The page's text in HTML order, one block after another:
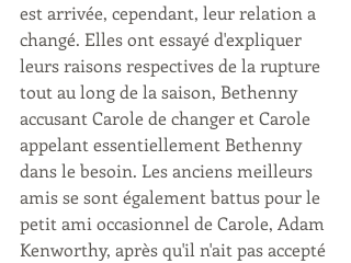
est arrivée, cependant, leur relation a
changé. Elles ont essayé d'expliquer
leurs raisons respectives de la rupture
tout au long de la saison, Bethenny
accusant Carole de changer et Carole
appelant essentiellement Bethenny
dans le besoin. Les anciens meilleurs
amis se sont également battus pour le
petit ami occasionnel de Carole, Adam
Kenworthy, après qu'il n'ait pas accepté